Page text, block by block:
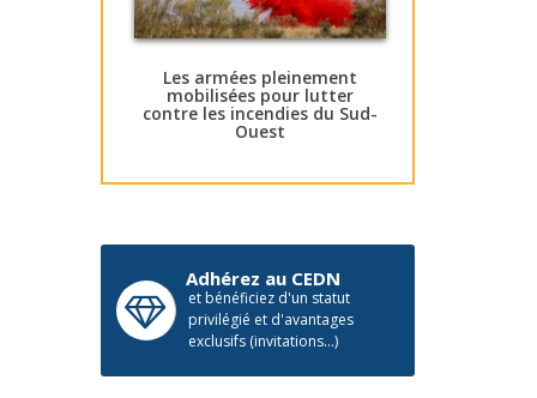
Les armées pleinement
mobilisées pour lutter
contre les incendies du Sud-
Ouest
Adhérez au CEDN
et bénéficiez d'un statut
privilégié et d'avantages
exclusifs (invitations...)